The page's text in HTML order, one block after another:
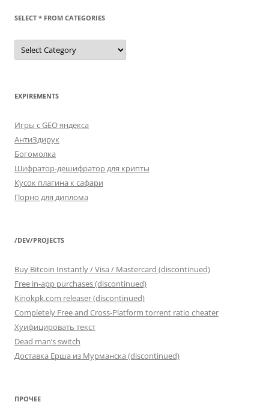
SELECT * FROM CATEGORIES
SELECT
FROM
EXPIREMENTS
Игры с GEO яндекса
АнтиЗдирук
Богомолка
Шифратор-дешифратор для крипты
Кусок плагина к сафари
Порно для диплома
/DEV/PROJECTS
Buy Bitcoin Instantly / Visa / Mastercard (discontinued)
Free in-app purchases (discontinued)
Kinokpk.com releaser (discontinued)
Completely Free and Cross-Platform torrent ratio cheater
Хуифицировать текст
Dead man’s switch
Доставка Ерша из Мурманска (discontinued)
ПРОЧЕЕ